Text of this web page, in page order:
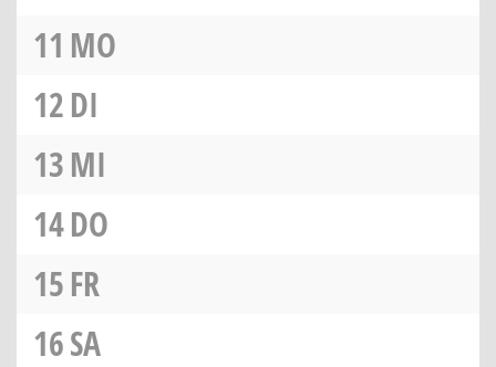
11 MO
12DI
13MI
14DO
15FR
16SA